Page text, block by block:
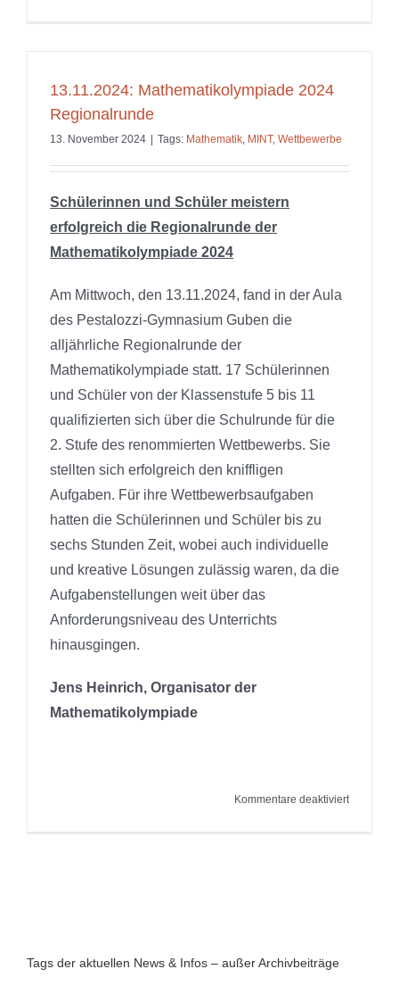
13.11.2024: Mathematikolympiade 2024
Regionalrunde
13. November 2024 Tags: Mathematik, MINT, Wettbewerbe
Schülerinnen und Schüler meistern
erfolgreich die Regionalrunde der
Mathematikolympiade 2024
Am Mittwoch, den 13.11.2024, fand in der Aula
des Pestalozzi-Gymnasium Guben die
alljährliche Regionalrunde der
Mathematikolympiade statt. 17 Schülerinnen
und Schüler von der Klassenstufe 5 bis 11
qualifizierten sich über die Schulrunde für die
2. Stufe des renommierten Wettbewerbs. Sie
stellten sich erfolgreich den kniffligen
Aufgaben. Für ihre Wettbewerbsaufgaben
hatten die Schülerinnen und Schüler bis zu
sechs Stunden Zeit, wobei auch individuelle
und kreative Lösungen zulässig waren, da die
Aufgabenstellungen weit über das
Anforderungsniveau des Unterrichts
hinausgingen.
Jens Heinrich, Organisator der
Mathematikolympiade
Kommentare deaktiviertfür
Tags der aktuellen News & Infos – außer Archivbeiträge